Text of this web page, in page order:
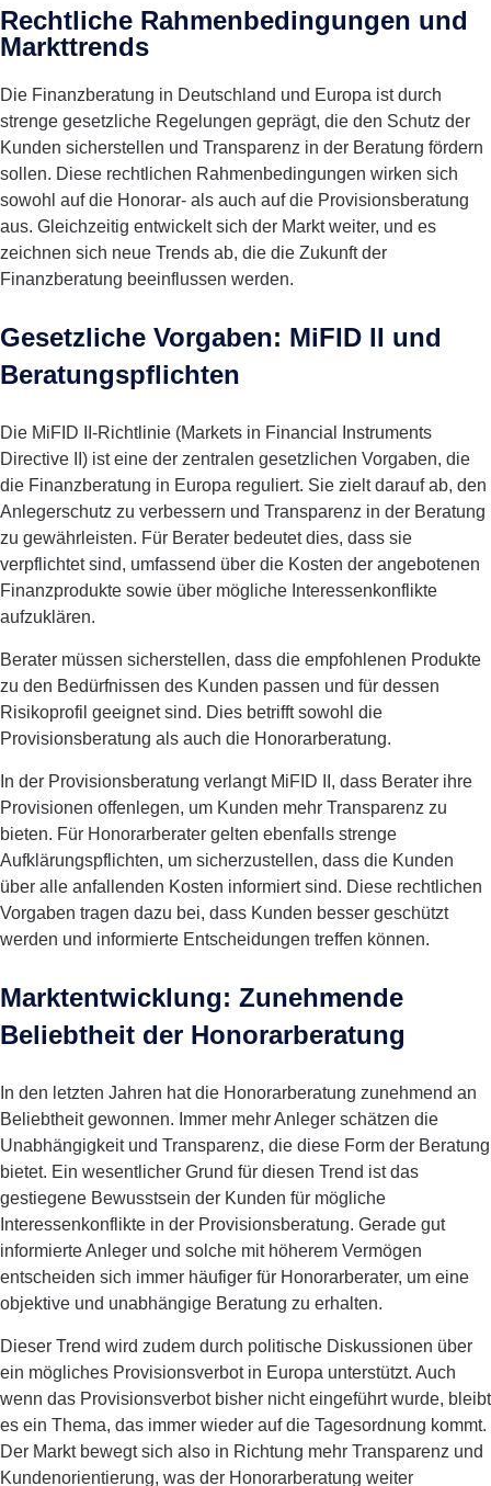
Rechtliche Rahmenbedingungen und
Markttrends
Die Finanzberatung in Deutschland und Europa ist durch
strenge gesetzliche Regelungen geprägt, die den Schutz der
Kunden sicherstellen und Transparenz in der Beratung fördern
sollen. Diese rechtlichen Rahmenbedingungen wirken sich
sowohl auf die Honorar- als auch auf die Provisionsberatung
aus. Gleichzeitig entwickelt sich der Markt weiter, und es
zeichnen sich neue Trends ab, die die Zukunft der
Finanzberatung beeinflussen werden.
Gesetzliche Vorgaben: MiFID II und
Beratungspflichten
Die MiFID II-Richtlinie (Markets in Financial Instruments
Directive II) ist eine der zentralen gesetzlichen Vorgaben, die
die Finanzberatung in Europa reguliert. Sie zielt darauf ab, den
Anlegerschutz zu verbessern und Transparenz in der Beratung
zu gewährleisten. Für Berater bedeutet dies, dass sie
verpflichtet sind, umfassend über die Kosten der angebotenen
Finanzprodukte sowie über mögliche Interessenkonflikte
aufzuklären.
Berater müssen sicherstellen, dass die empfohlenen Produkte
zu den Bedürfnissen des Kunden passen und für dessen
Risikoprofil geeignet sind. Dies betrifft sowohl die
Provisionsberatung als auch die Honorarberatung.
In der Provisionsberatung verlangt MiFID II, dass Berater ihre
Provisionen offenlegen, um Kunden mehr Transparenz zu
bieten. Für Honorarberater gelten ebenfalls strenge
Aufklärungspflichten, um sicherzustellen, dass die Kunden
über alle anfallenden Kosten informiert sind. Diese rechtlichen
Vorgaben tragen dazu bei, dass Kunden besser geschützt
werden und informierte Entscheidungen treffen können.
Marktentwicklung: Zunehmende
Beliebtheit der Honorarberatung
In den letzten Jahren hat die Honorarberatung zunehmend an
Beliebtheit gewonnen. Immer mehr Anleger schätzen die
Unabhängigkeit und Transparenz, die diese Form der Beratung
bietet. Ein wesentlicher Grund für diesen Trend ist das
gestiegene Bewusstsein der Kunden für mögliche
Interessenkonflikte in der Provisionsberatung. Gerade gut
informierte Anleger und solche mit höherem Vermögen
entscheiden sich immer häufiger für Honorarberater, um eine
objektive und unabhängige Beratung zu erhalten.
Dieser Trend wird zudem durch politische Diskussionen über
ein mögliches Provisionsverbot in Europa unterstützt. Auch
wenn das Provisionsverbot bisher nicht eingeführt wurde, bleibt
es ein Thema, das immer wieder auf die Tagesordnung kommt.
Der Markt bewegt sich also in Richtung mehr Transparenz und
Kundenorientierung, was der Honorarberatung weiter